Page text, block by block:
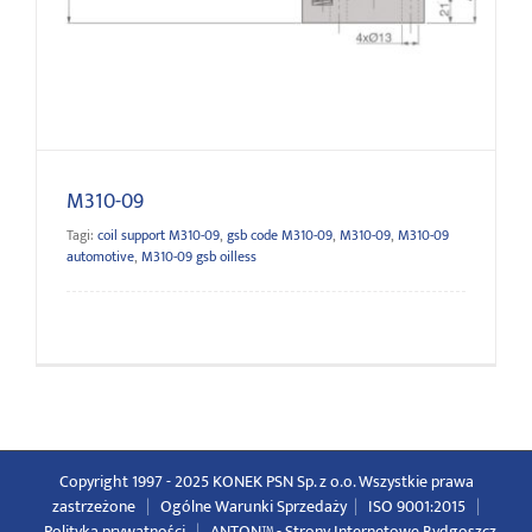
M310-09
Tagi: coil support M310-09, gsb code M310-09, M310-09, M310-09
automotive, M310-09 gsb oilless
Copyright 1997 - 2025 KONEK PSN Sp. z o.o. Wszystkie prawa
zastrzeżone | Ogólne Warunki Sprzedaży | ISO 9001:2015 |